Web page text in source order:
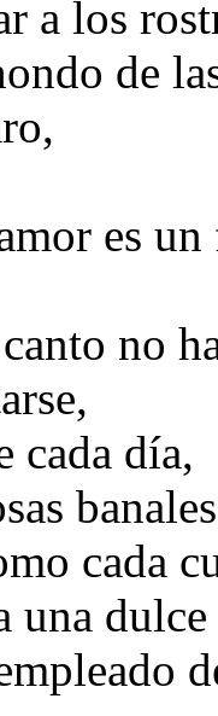
a los
de
es un
no
cada día,
cada
una